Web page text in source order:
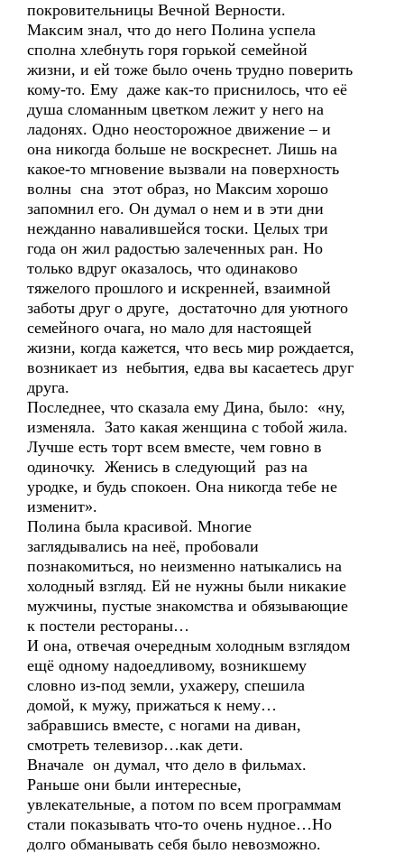
покровительницы Вечной Верности.
Максим знал, что до него Полина успела
сполна хлебнуть горя горькой семейной
жизни, и ей тоже было очень трудно поверить
кому-то. Ему даже как-то приснилось, что её
душа сломанным цветком лежит у него на
ладонях. Одно неосторожное движение – и
она никогда больше не воскреснет. Лишь на
какое-то мгновение вызвали на поверхность
волны сна этот образ, но Максим хорошо
запомнил его. Он думал о нем и в эти дни
нежданно навалившейся тоски. Целых три
года он жил радостью залеченных ран. Но
только вдруг оказалось, что одинаково
тяжелого прошлого и искренней, взаимной
заботы друг о друге, достаточно для уютного
семейного очага, но мало для настоящей
жизни, когда кажется, что весь мир рождается,
возникает из небытия, едва вы касаетесь друг
друга.
Последнее, что сказала ему Дина, было: «ну,
изменяла. Зато какая женщина с тобой жила.
Лучше есть торт всем вместе, чем говно в
одиночку. Женись в следующий раз на
уродке, и будь спокоен. Она никогда тебе не
изменит».
Полина была красивой. Многие
заглядывались на неё, пробовали
познакомиться, но неизменно натыкались на
холодный взгляд. Ей не нужны были никакие
мужчины, пустые знакомства и обязывающие
к постели рестораны…
И она, отвечая очередным холодным взглядом
ещё одному надоедливому, возникшему
словно из-под земли, ухажеру, спешила
домой, к мужу, прижаться к нему…
забравшись вместе, с ногами на диван,
смотреть телевизор…как дети.
Вначале он думал, что дело в фильмах.
Раньше они были интересные,
увлекательные, а потом по всем программам
стали показывать что-то очень нудное…Но
долго обманывать себя было невозможно.